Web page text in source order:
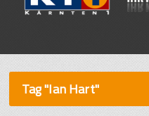
Tag "Ian Hart"